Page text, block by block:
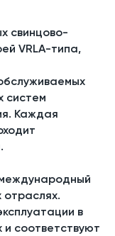
свинцово-
VRLA-типа,
систем
Каждая
отраслях.
в
соответствуют